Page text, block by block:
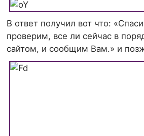
В ответ получил вот что:
проверим, все ли сейчас в
сайтом, и сообщим Вам.» и